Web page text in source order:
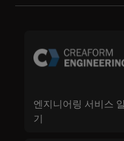
엔지니어링 서비스
기